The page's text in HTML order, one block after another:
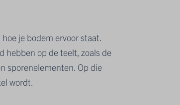
je bodem ervoor staat.
hebben op de teelt, zoals de
sporenelementen. Op die
wordt.